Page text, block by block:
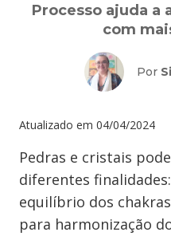
Processo ajuda a
com
Por
Atualizado em 04/04/2024
Pedras e cristais
diferentes
equilíbrio dos
para harmonização